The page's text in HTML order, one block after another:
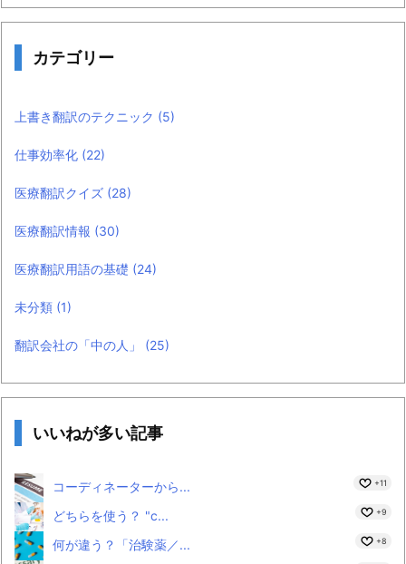
カテゴリー
上書き翻訳のテクニック (5)
仕事効率化 (22)
医療翻訳クイズ (28)
医療翻訳情報 (30)
医療翻訳用語の基礎 (24)
未分類 (1)
翻訳会社の「中の人」 (25)
いいねが多い記事
コーディネーターから... +11
どちらを使う？ "c... +9
何が違う？「治験薬／... +8